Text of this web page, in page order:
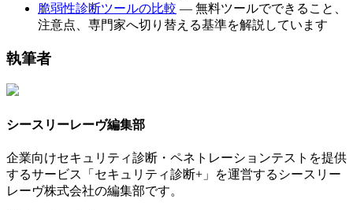
脆弱性診断ツールの比較 — 無料ツールでできること、
注意点、専門家へ切り替える基準を解説しています
執筆者
シースリーレーヴ編集部
企業向けセキュリティ診断・ペネトレーションテストを提供
するサービス「セキュリティ診断+」を運営するシースリー
レーヴ株式会社の編集部です。